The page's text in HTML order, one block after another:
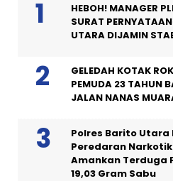
HEBOH! MANAGER
SURAT
UTARA DIJAMIN
GELEDAH KOTAK
PEMUDA 23 TAHUN
JALAN NANAS
Polres Barito
Peredaran
Amankan Terduga
19,03 Gram Sabu